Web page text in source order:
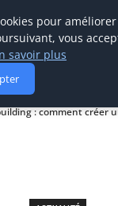
: comment créer
pour
vous
savoir plus